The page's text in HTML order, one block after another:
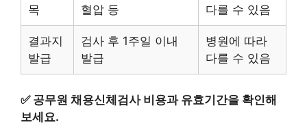
목
혈압 등
다를 수 있음
결과지
발급
검사 후 1주일 이내
발급
병원에 따라
다를 수 있음
✅ 공무원 채용신체검사 비용과 유효기간을 확인해
보세요.